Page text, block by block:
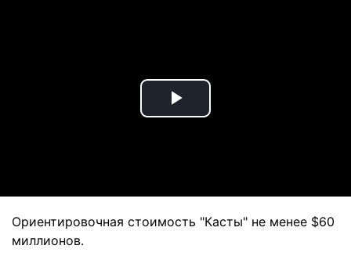
Play
Ориентировочная стоимость "Касты" не менее $60
миллионов.